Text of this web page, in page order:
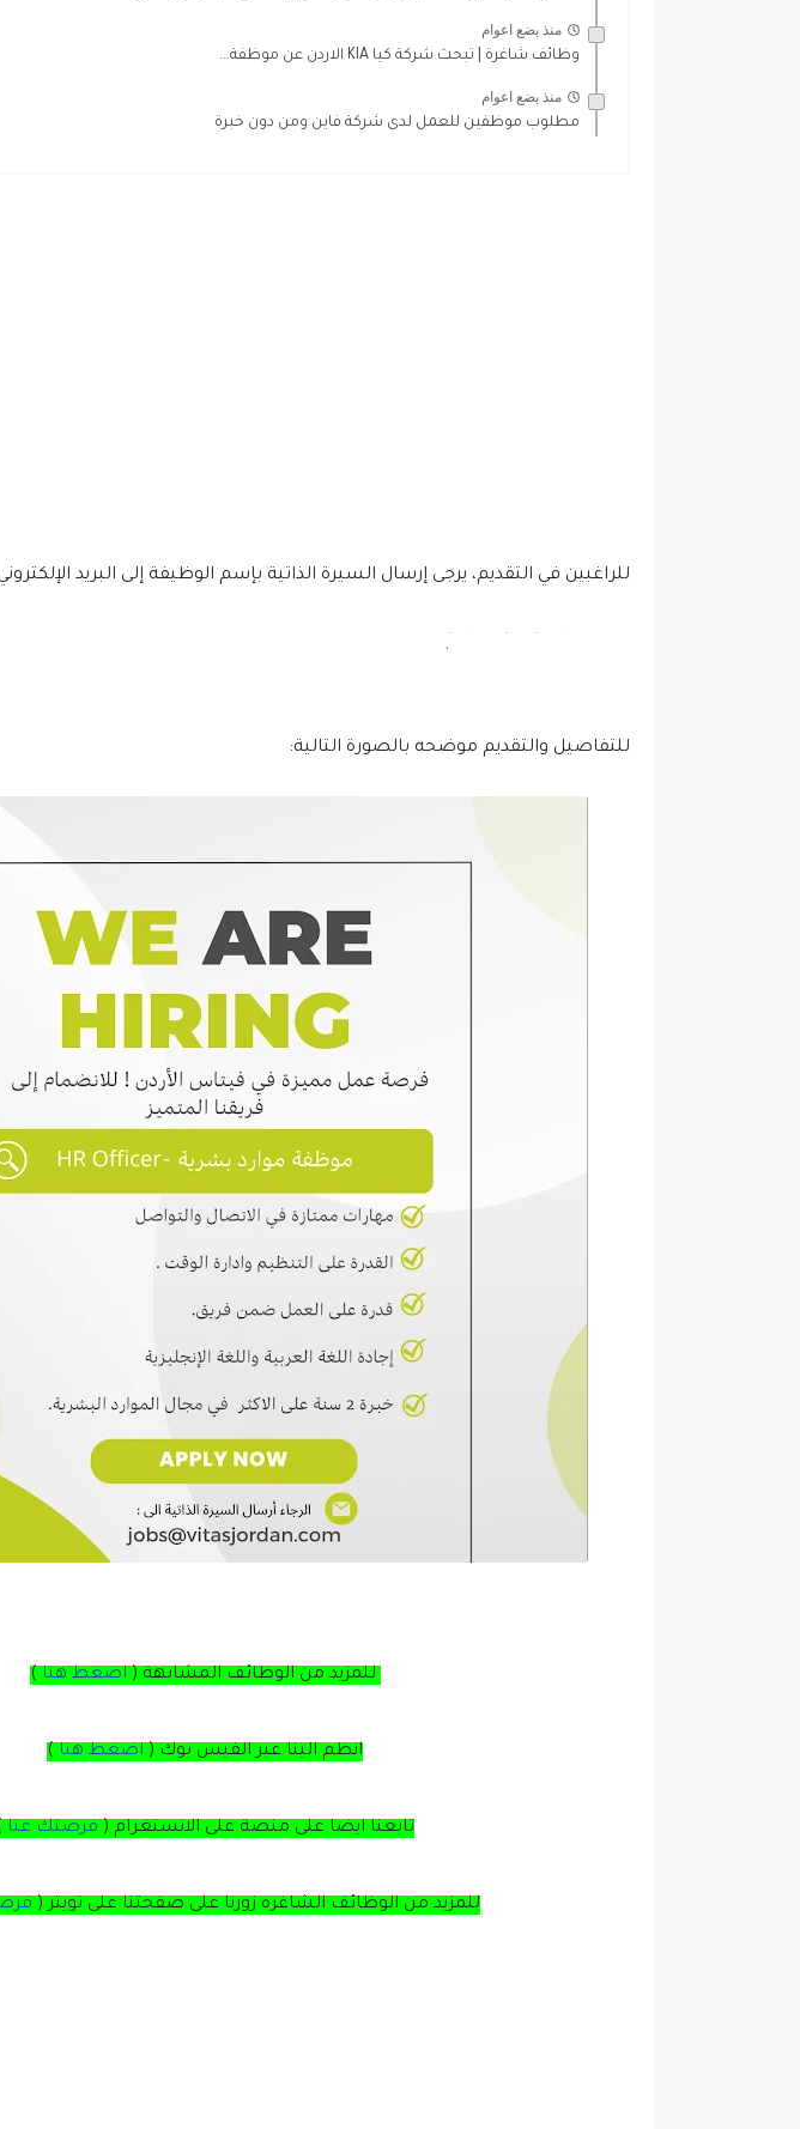
منذ بضع اعوام
وظائف شاغرة | تبحث شركة كيا KIA الاردن عن موظفة...
منذ بضع اعوام
مطلوب موظفين للعمل لدى شركة فاين ومن دون خبرة
للراغبين في التقديم، يرجى إرسال السيرة الذاتية بإسم الوظيفة إلى البريد الإلكتروني
للتفاصيل والتقديم موضحه بالصورة التالية:
للمزيد من الوظائف المشابهة ( اضغط هنا )
انظم الينا عبر الفيس بوك ( اضغط هنا )
تابعنا ايضا على منصة على الانستغرام ( فرصتك عنا
للمزيد من الوظائف الشاغره زورنا على صفحتنا على تويتر(